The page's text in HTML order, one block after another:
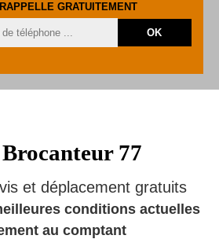
GRATUITEMENT
77
et déplacement gratuits
conditions actuelles
au comptant